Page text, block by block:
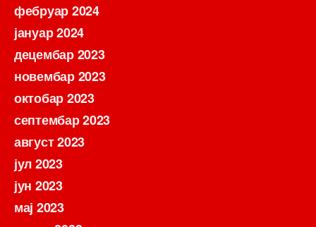
фебруар 2024
јануар 2024
децембар 2023
новембар 2023
октобар 2023
септембар 2023
август 2023
јул 2023
јун 2023
мај 2023